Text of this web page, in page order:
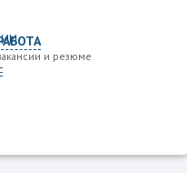
и резюме